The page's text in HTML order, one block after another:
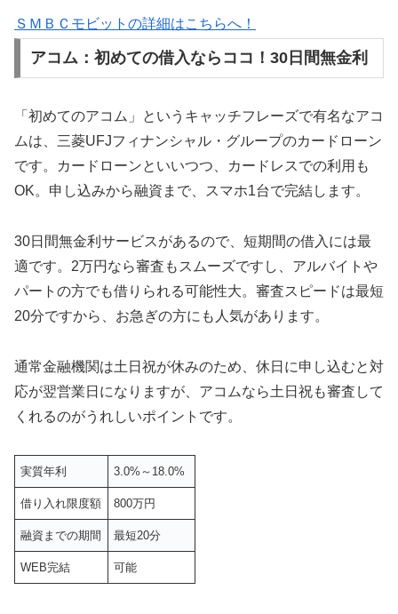
ＳＭＢＣモビットの詳細はこちらへ！
アコム：初めての借入ならココ！30日間無金利
「初めてのアコム」というキャッチフレーズで有名なアコ
ムは、三菱UFJフィナンシャル・グループのカードローン
です。カードローンといいつつ、カードレスでの利用も
OK。申し込みから融資まで、スマホ1台で完結します。
30日間無金利サービスがあるので、短期間の借入には最
適です。2万円なら審査もスムーズですし、アルバイトや
パートの方でも借りられる可能性大。審査スピードは最短
20分ですから、お急ぎの方にも人気があります。
通常金融機関は土日祝が休みのため、休日に申し込むと対
応が翌営業日になりますが、アコムなら土日祝も審査して
くれるのがうれしいポイントです。
実質年利 3.0%～18.0%
借り入れ限度額 800万円
融資までの期間 最短20分
WEB完結 可能